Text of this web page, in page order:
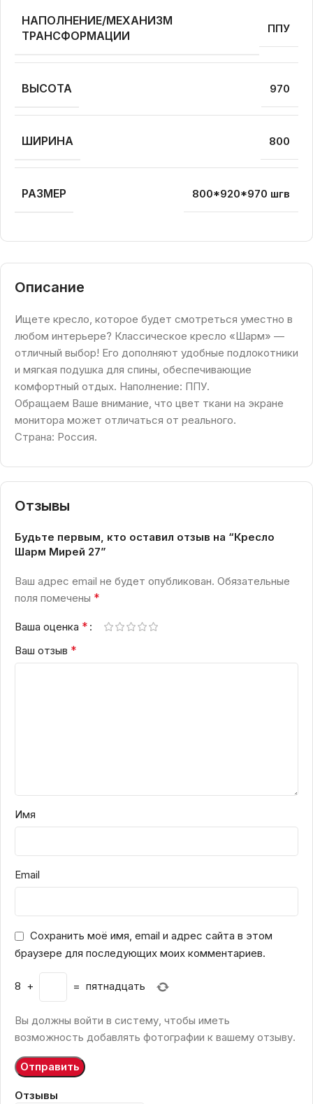
Описание
Ищете кресло, которое будет смотреться уместно в
любом интерьере? Классическое кресло «Шарм» —
отличный выбор! Его дополняют удобные подлокотники
и мягкая подушка для спины, обеспечивающие
комфортный отдых. Наполнение: ППУ.
Обращаем Ваше внимание, что цвет ткани на экране
монитора может отличаться от реального.
Страна: Россия.
НАПОЛНЕНИЕ/МЕХАНИЗМ
ТРАНСФОРМАЦИИ
ППУ
ВЫСОТА 970
ШИРИНА 800
РАЗМЕР 800*920*970 шгв
Отзывы
Отзывы
Будьте первым, кто оставил отзыв на “Кресло
Шарм Мирей 27”
Ваш адрес email не будет опубликован. Обязательные
поля помечены *
Ваша оценка *
Ваш отзыв *
Имя
Email
Сохранить моё имя, email и адрес сайта в этом
браузере для последующих моих комментариев.
8 + = пятнадцать
Вы должны войти в систему, чтобы иметь
возможность добавлять фотографии к вашему отзыву.